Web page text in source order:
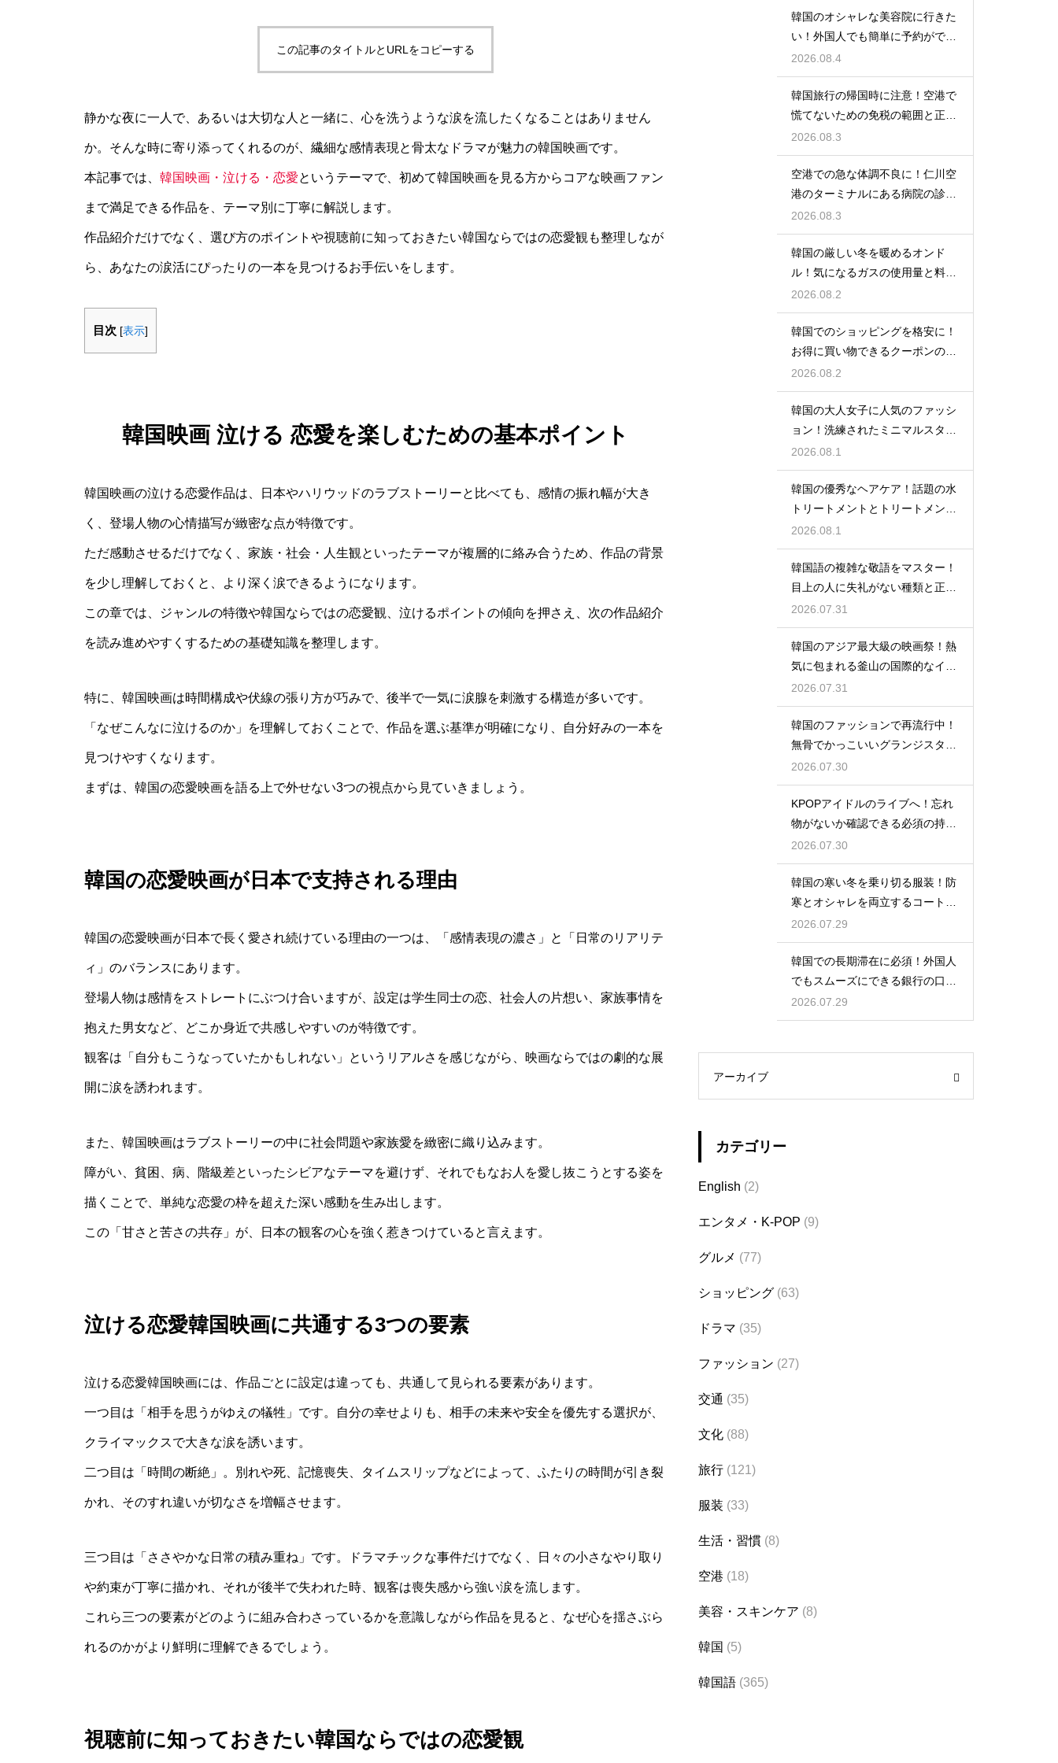
この記事のタイトルとURLをコピーする
静かな夜に一人で、あるいは大切な人と一緒に、心を洗うような涙を流したくなることはありません
か。そんな時に寄り添ってくれるのが、繊細な感情表現と骨太なドラマが魅力の韓国映画です。
本記事では、 韓国映画・泣ける・恋愛というテーマで、初めて韓国映画を見る方からコアな映画ファン
まで満足できる作品を、テーマ別に丁寧に解説します。
作品紹介だけでなく、選び方のポイントや視聴前に知っておきたい韓国ならではの恋愛観も整理しなが
ら、あなたの涙活にぴったりの一本を見つけるお手伝いをします。
目次 [表示]
韓国映画 泣ける 恋愛を楽しむための基本ポイント
韓国映画の泣ける恋愛作品は、日本やハリウッドのラブストーリーと比べても、感情の振れ幅が大き
く、登場人物の心情描写が緻密な点が特徴です。
ただ感動させるだけでなく、家族・社会・人生観といったテーマが複層的に絡み合うため、作品の背景
を少し理解しておくと、より深く涙できるようになります。
この章では、ジャンルの特徴や韓国ならではの恋愛観、泣けるポイントの傾向を押さえ、次の作品紹介
を読み進めやすくするための基礎知識を整理します。
特に、韓国映画は時間構成や伏線の張り方が巧みで、後半で一気に涙腺を刺激する構造が多いです。
「なぜこんなに泣けるのか」を理解しておくことで、作品を選ぶ基準が明確になり、自分好みの一本を
見つけやすくなります。
まずは、韓国の恋愛映画を語る上で外せない3つの視点から見ていきましょう。
韓国の恋愛映画が日本で支持される理由
韓国の恋愛映画が日本で長く愛され続けている理由の一つは、「感情表現の濃さ」と「日常のリアリテ
ィ」のバランスにあります。
登場人物は感情をストレートにぶつけ合いますが、設定は学生同士の恋、社会人の片想い、家族事情を
抱えた男女など、どこか身近で共感しやすいのが特徴です。
観客は「自分もこうなっていたかもしれない」というリアルさを感じながら、映画ならではの劇的な展
開に涙を誘われます。
また、韓国映画はラブストーリーの中に社会問題や家族愛を緻密に織り込みます。
障がい、貧困、病、階級差といったシビアなテーマを避けず、それでもなお人を愛し抜こうとする姿を
描くことで、単純な恋愛の枠を超えた深い感動を生み出します。
この「甘さと苦さの共存」が、日本の観客の心を強く惹きつけていると言えます。
泣ける恋愛韓国映画に共通する3つの要素
泣ける恋愛韓国映画には、作品ごとに設定は違っても、共通して見られる要素があります。
一つ目は「相手を思うがゆえの犠牲」です。自分の幸せよりも、相手の未来や安全を優先する選択が、
クライマックスで大きな涙を誘います。
二つ目は「時間の断絶」。別れや死、記憶喪失、タイムスリップなどによって、ふたりの時間が引き裂
かれ、そのすれ違いが切なさを増幅させます。
三つ目は「ささやかな日常の積み重ね」です。ドラマチックな事件だけでなく、日々の小さなやり取り
や約束が丁寧に描かれ、それが後半で失われた時、観客は喪失感から強い涙を流します。
これら三つの要素がどのように組み合わさっているかを意識しながら作品を見ると、なぜ心を揺さぶら
れるのかがより鮮明に理解できるでしょう。
視聴前に知っておきたい韓国ならではの恋愛観
韓国のオシャレな美容院に行きた
い！外国人でも簡単に予約ができ
るアプリ
2026.08.4
韓国旅行の帰国時に注意！空港で
慌てないための免税の範囲と正し
い計算
2026.08.3
空港での急な体調不良に！仁川空
港のターミナルにある病院の診療
時間
2026.08.3
韓国の厳しい冬を暖めるオンド
ル！気になるガスの使用量と料金
の目安
2026.08.2
韓国でのショッピングを格安に！
お得に買い物できるクーポンの賢
い探し方
2026.08.2
韓国の大人女子に人気のファッシ
ョン！洗練されたミニマルスタイ
ルの特徴
2026.08.1
韓国の優秀なヘアケア！話題の水
トリートメントとトリートメント
の使い分け
2026.08.1
韓国語の複雑な敬語をマスター！
目上の人に失礼がない種類と正し
い使い分け
2026.07.31
韓国のアジア最大級の映画祭！熱
気に包まれる釜山の国際的なイベ
ント
2026.07.31
韓国のファッションで再流行中！
無骨でかっこいいグランジスタイ
ルの特徴
2026.07.30
KPOPアイドルのライブへ！忘れ
物がないか確認できる必須の持ち
物リスト
2026.07.30
韓国の寒い冬を乗り切る服装！防
寒とオシャレを両立するコートの
種類
2026.07.29
韓国での長期滞在に必須！外国人
でもスムーズにできる銀行の口座
開設
2026.07.29
アーカイブ
カテゴリー
English (2)
エンタメ・K-POP (9)
グルメ (77)
ショッピング (63)
ドラマ (35)
ファッション (27)
交通 (35)
文化 (88)
旅行 (121)
服装 (33)
生活・習慣 (8)
空港 (18)
美容・スキンケア (8)
韓国 (5)
韓国語 (365)